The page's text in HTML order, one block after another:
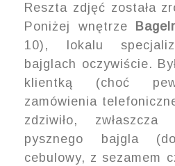
Reszta zdjęć została
Poniżej wnętrze
10), lokalu
bajglach oczywiście.
klientką (choć
zamówienia
zdziwiło,
pysznego bajgla
cebulowy, z sezamem